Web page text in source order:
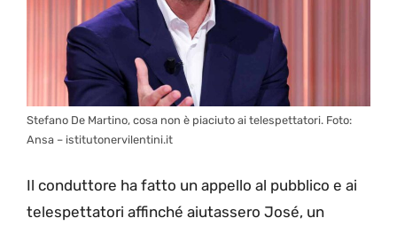
Stefano De Martino, cosa non è piaciuto ai telespettatori. Foto:
Ansa – istitutonervilentini.it
Il conduttore ha fatto un appello al pubblico e ai
telespettatori affinché aiutassero José, un